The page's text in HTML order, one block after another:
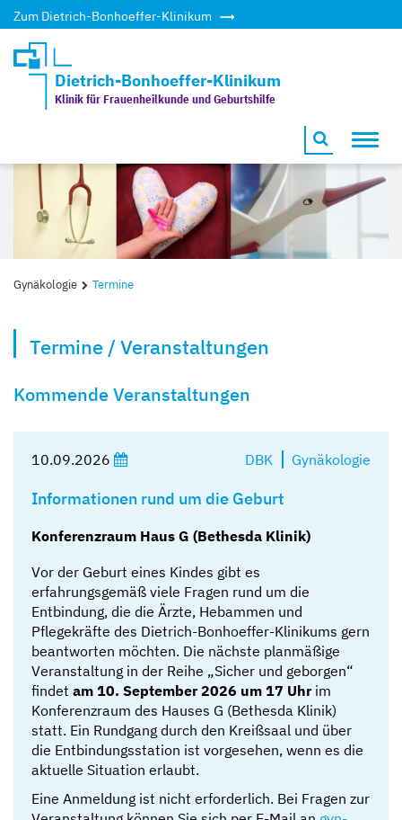
Zum Dietrich-Bonhoeffer-Klinikum
Dietrich-Bonhoeffer-Klinikum
Klinik für Frauenheilkunde und Geburtshilfe
Gynäkologie Termine
Termine / Veranstaltungen
Kommende Veranstaltungen
10.09.2026 DBK Gynäkologie
Informationen rund um die Geburt
Konferenzraum Haus G (Bethesda Klinik)
Vor der Geburt eines Kindes gibt es
erfahrungsgemäß viele Fragen rund um die
Entbindung, die die Ärzte, Hebammen und
Pflegekräfte des Dietrich-Bonhoeffer-Klinikums gern
beantworten möchten. Die nächste planmäßige
Veranstaltung in der Reihe „Sicher und geborgen“
findet am 10. September 2026 um 17 Uhrim
Konferenzraum des Hauses G (Bethesda Klinik)
statt. Ein Rundgang durch den Kreißsaal und über
die Entbindungsstation ist vorgesehen, wenn es die
aktuelle Situation erlaubt.
Eine Anmeldung ist nicht erforderlich. Bei Fragen zur